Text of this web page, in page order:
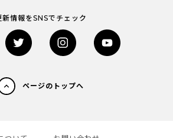
新情報をSNSでチェック
ページのトップへ